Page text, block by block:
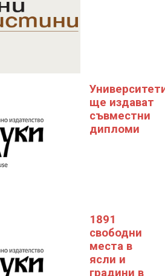
ще издават
съвместни
дипломи
1891
свободни
места в
ясли и
градини в